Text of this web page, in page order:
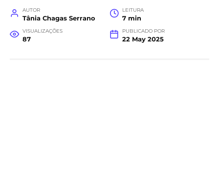
AUTOR
Tânia Chagas Serrano
LEITURA
7 min
VISUALIZAÇÕES
87
PUBLICADO POR
22 May 2025